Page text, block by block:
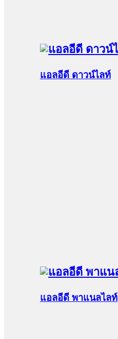
แอลอีดี ดาวน์ไลท์
แอลอีดี พาแนลไลท์